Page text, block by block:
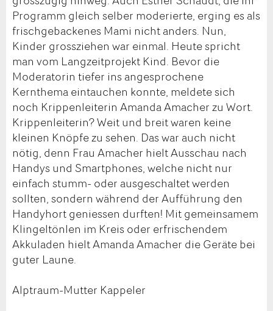
Programm gleich selber moderierte, erging es als
frischgebackenes Mami nicht anders. Nun,
Kinder grossziehen war einmal. Heute spricht
man vom Langzeitprojekt Kind. Bevor die
Moderatorin tiefer ins angesprochene
Kernthema eintauchen konnte, meldete sich
noch Krippenleiterin Amanda Amacher zu Wort.
Krippenleiterin? Weit und breit waren keine
kleinen Knöpfe zu sehen. Das war auch nicht
nötig, denn Frau Amacher hielt Ausschau nach
Handys und Smartphones, welche nicht nur
einfach stumm- oder ausgeschaltet werden
sollten, sondern während der Aufführung den
Handyhort geniessen durften! Mit gemeinsamem
Klingeltönlen im Kreis oder erfrischendem
Akkuladen hielt Amanda Amacher die Geräte bei
guter Laune.
Alptraum-Mutter Kappeler